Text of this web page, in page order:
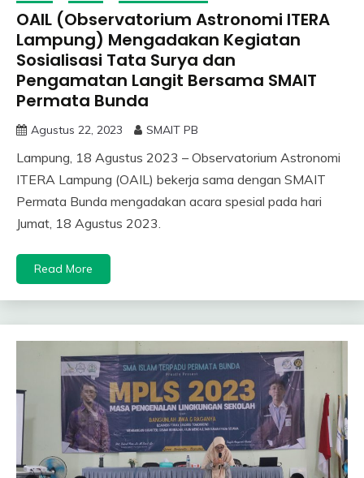
OAIL (Observatorium Astronomi ITERA
Lampung) Mengadakan Kegiatan
Sosialisasi Tata Surya dan
Pengamatan Langit Bersama SMAIT
Permata Bunda
Agustus 22, 2023 SMAIT PB
Lampung, 18 Agustus 2023 – Observatorium Astronomi
ITERA Lampung (OAIL) bekerja sama dengan SMAIT
Permata Bunda mengadakan acara spesial pada hari
Jumat, 18 Agustus 2023.
Read More